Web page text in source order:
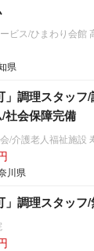
ビス/ひまわり会館
県
」調理スタッ
社会保障完備
/介護老人福祉施設
川県
」調理スタッ